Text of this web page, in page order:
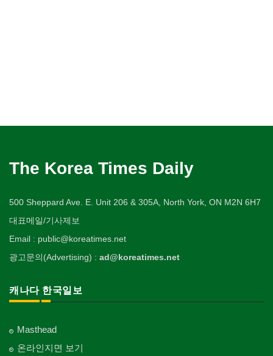
The Korea Times Daily
500 Sheppard Ave. E. Unit 206 & 305A, North York, ON M2N 6H7
대표메일/기사제보
Email : public@koreatimes.net
광고문의(Advertising) : ad@koreatimes.net
캐나다 한국일보
Masthead
온라인지면 보기